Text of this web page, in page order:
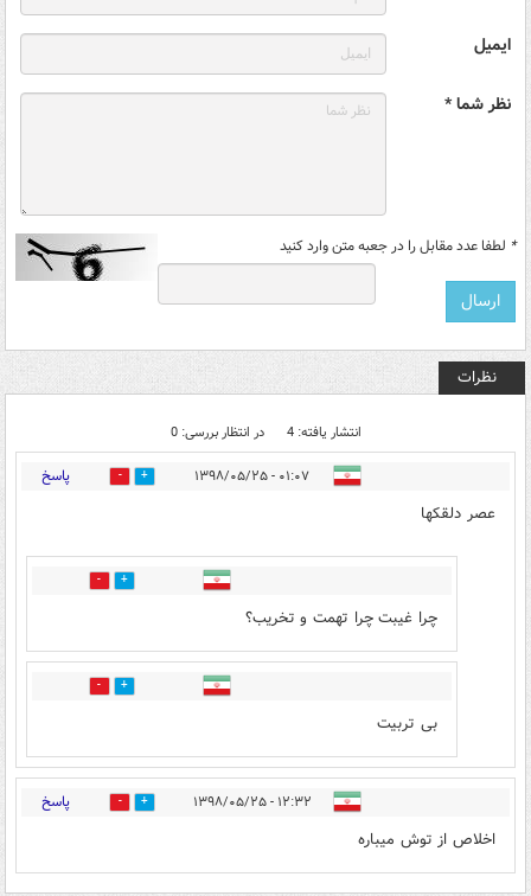
ایمیل
نظر شما *
* لطفا عدد مقابل را در جعبه متن وارد کنید
نظرات
انتشار یافته: 4 در انتظار بررسی: 0
۰۱:۰۷ - ۱۳۹۸/۰۵/۲۵ 42 پاسخ
عصر دلقکها
1
چرا غیبت چرا تهمت و تخریب؟
2
بی تربیت
۱۲:۳۲ - ۱۳۹۸/۰۵/۲۵ 2 پاسخ
اخلاص از توش میباره